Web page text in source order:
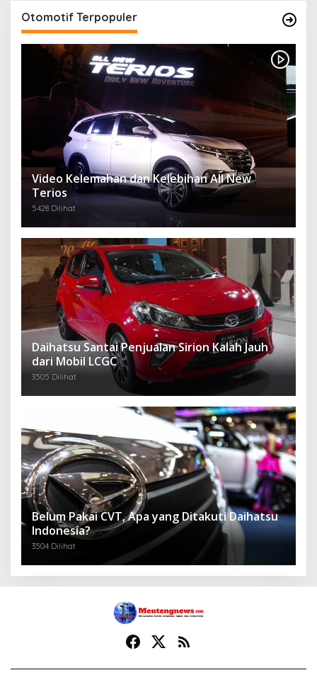
Otomotif Terpopuler
Video Kelemahan dan Kelebihan All New
Terios
5428 Dilihat
Daihatsu Santai Penjualan Sirion Kalah Jauh
dari Mobil LCGC
3505 Dilihat
Belum Pakai CVT, Apa yang Ditakuti Daihatsu
Indonesia?
3504 Dilihat